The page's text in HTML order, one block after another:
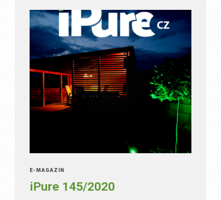
E-MAGAZÍN
iPure 145/2020